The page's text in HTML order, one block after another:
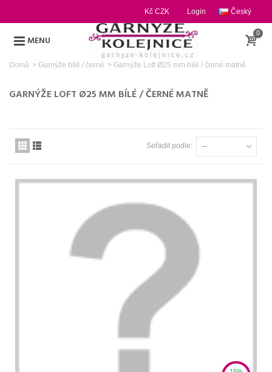
Český
Login
Kč CZK
MENU
0
Domů > Garnýže bílé / černé > Garnýže Loft Ø25 mm bílé / černé matně
GARNÝŽE LOFT Ø25 MM BÍLÉ / ČERNÉ MATNĚ
Seřadit podle: --